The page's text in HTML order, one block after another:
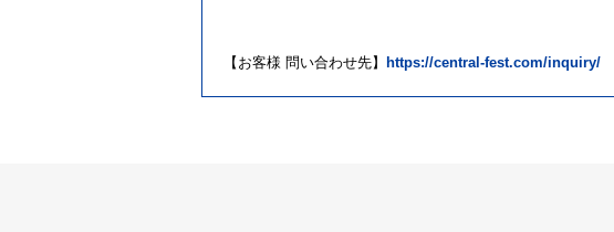
【お客様 問い合わせ先】 https://central-fest.com/inquiry/